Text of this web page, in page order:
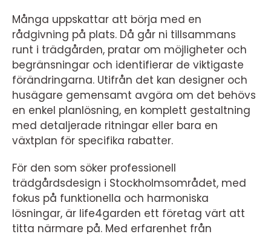
Många uppskattar att börja med en
rådgivning på plats. Då går ni tillsammans
runt i trädgården, pratar om möjligheter och
begränsningar och identifierar de viktigaste
förändringarna. Utifrån det kan designer och
husägare gemensamt avgöra om det behövs
en enkel planlösning, en komplett gestaltning
med detaljerade ritningar eller bara en
växtplan för specifika rabatter.
För den som söker professionell
trädgårdsdesign i Stockholmsområdet, med
fokus på funktionella och harmoniska
lösningar, är life4garden ett företag värt att
titta närmare på. Med erfarenhet från